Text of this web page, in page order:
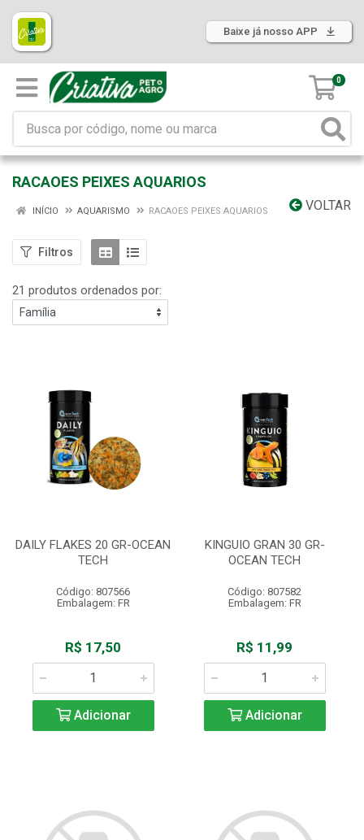
Baixe já nosso APP
0
RACAOES PEIXES AQUARIOS
VOLTAR
INÍCIO AQUARISMO RACAOES PEIXES AQUARIOS
Filtros
21 produtos ordenados por:
DAILY FLAKES 20 GR-OCEAN
TECH
Código: 807566
Embalagem: FR
R$ 17,50
Adicionar
KINGUIO GRAN 30 GR-
OCEAN TECH
Código: 807582
Embalagem: FR
R$ 11,99
Adicionar